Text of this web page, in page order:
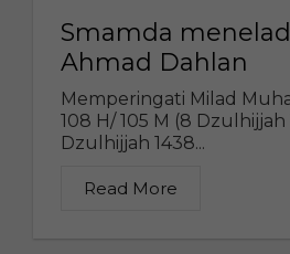
Smamda
Ahmad Dahlan
Memperingati Milad
108 H/ 105 M (8 Dzulhijjah
Dzulhijjah 1438...
Read More